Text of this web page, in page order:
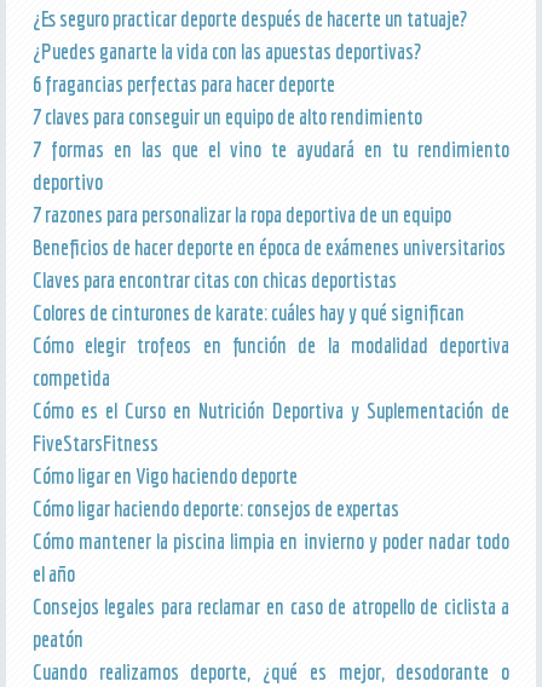
¿Es seguro practicar deporte después de hacerte un tatuaje?
¿Puedes ganarte la vida con las apuestas deportivas?
6 fragancias perfectas para hacer deporte
7 claves para conseguir un equipo de alto rendimiento
7 formas en las que el vino te ayudará en tu rendimiento
deportivo
7 razones para personalizar la ropa deportiva de un equipo
Beneficios de hacer deporte en época de exámenes universitarios
Claves para encontrar citas con chicas deportistas
Colores de cinturones de karate: cuáles hay y qué significan
Cómo elegir trofeos en función de la modalidad deportiva
competida
Cómo es el Curso en Nutrición Deportiva y Suplementación de
FiveStarsFitness
Cómo ligar en Vigo haciendo deporte
Cómo ligar haciendo deporte: consejos de expertas
Cómo mantener la piscina limpia en invierno y poder nadar todo
el año
Consejos legales para reclamar en caso de atropello de ciclista a
peatón
Cuando realizamos deporte, ¿qué es mejor, desodorante o